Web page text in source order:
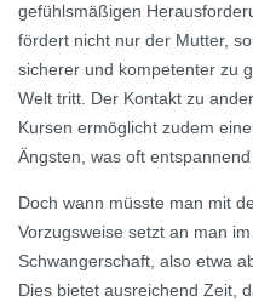
gefühlsmäßigen
fördert nicht nur der Mutter,
sicherer und kompetenter zu
Welt tritt. Der Kontakt zu
Kursen ermöglicht zudem
Ängsten, was oft
Doch wann müsste man mit
Vorzugsweise setzt an man
Schwangerschaft, also etwa
Dies bietet ausreichend Zeit,